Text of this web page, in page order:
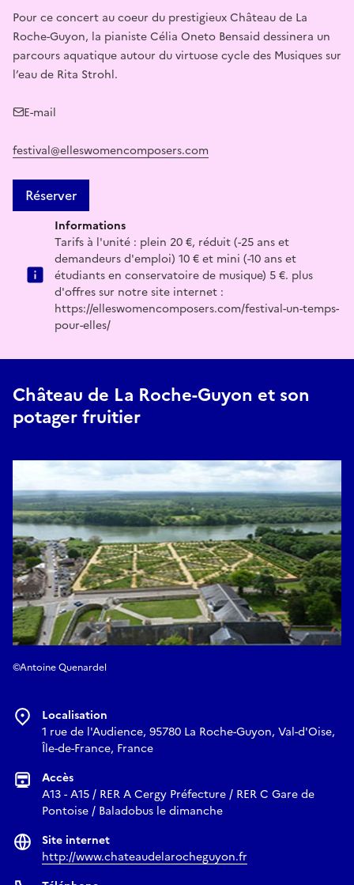
Pour ce concert au coeur du prestigieux Château de La
Roche-Guyon, la pianiste Célia Oneto Bensaid dessinera un
parcours aquatique autour du virtuose cycle des Musiques sur
l’eau de Rita Strohl.
E-mail
festival@elleswomencomposers.com
Réserver
Informations
Tarifs à l'unité : plein 20 €, réduit (-25 ans et
demandeurs d'emploi) 10 € et mini (-10 ans et
étudiants en conservatoire de musique) 5 €. plus
d'offres sur notre site internet :
https://elleswomencomposers.com/festival-un-temps-
pour-elles/
Château de La Roche-Guyon et son
potager fruitier
©Antoine Quenardel
Localisation
1 rue de l'Audience, 95780 La Roche-Guyon, Val-d'Oise,
Île-de-France, France
Accès
A13 - A15 / RER A Cergy Préfecture / RER C Gare de
Pontoise / Baladobus le dimanche
Site internet
http://www.chateaudelarocheguyon.fr